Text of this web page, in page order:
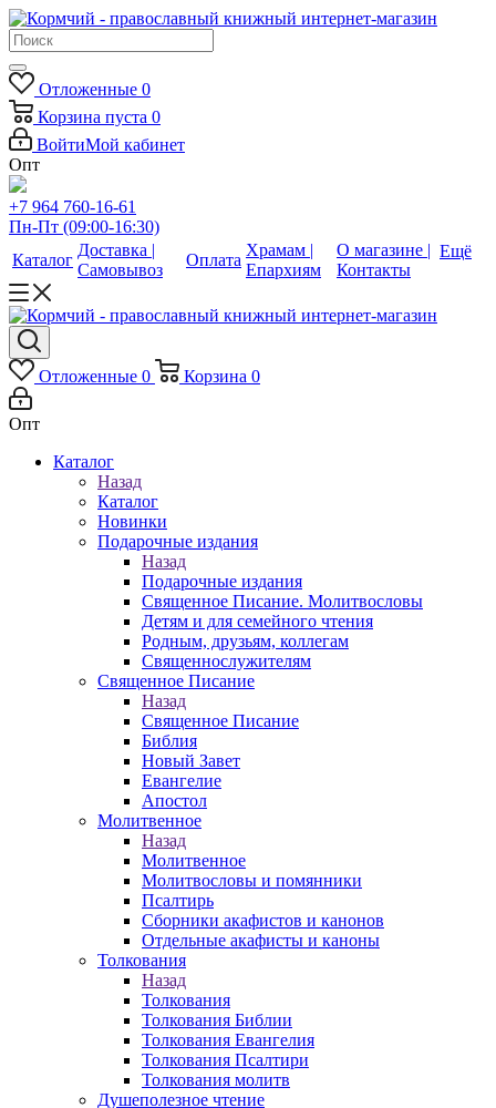
Отложенные 0
Корзина пуста 0
ВойтиМой кабинет
Опт
+7 964 760-16-61
Пн-Пт (09:00-16:30)
Каталог
Доставка |
Самовывоз
Оплата
Храмам |
Епархиям
О магазине |
Контакты
Ещё
Отложенные 0 Корзина 0
Опт
Каталог
Назад
Каталог
Новинки
Подарочные издания
Назад
Подарочные издания
Священное Писание. Молитвословы
Детям и для семейного чтения
Родным, друзьям, коллегам
Священнослужителям
Священное Писание
Назад
Священное Писание
Библия
Новый Завет
Евангелие
Апостол
Молитвенное
Назад
Молитвенное
Молитвословы и помянники
Псалтирь
Сборники акафистов и канонов
Отдельные акафисты и каноны
Толкования
Назад
Толкования
Толкования Библии
Толкования Евангелия
Толкования Псалтири
Толкования молитв
Душеполезное чтение